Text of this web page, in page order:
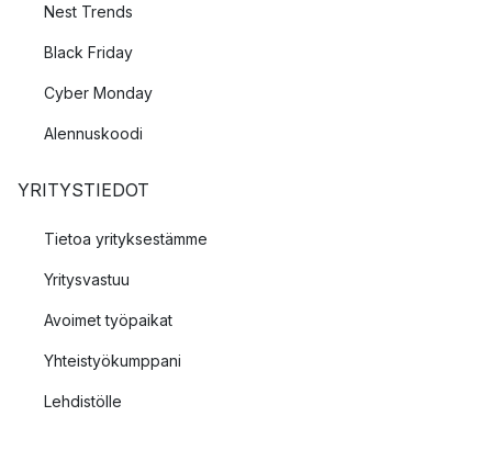
Nest Trends
Black Friday
Cyber Monday
Alennuskoodi
YRITYSTIEDOT
Tietoa yrityksestämme
Yritysvastuu
Avoimet työpaikat
Yhteistyökumppani
Lehdistölle